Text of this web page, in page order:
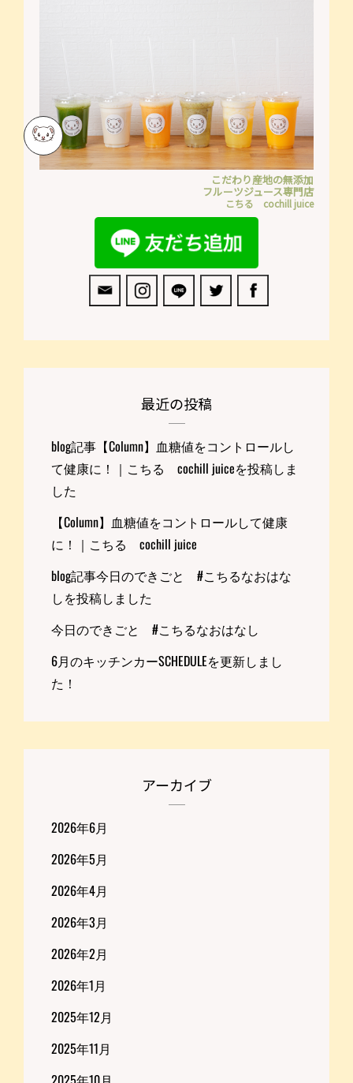
こだわり産地の無添加
フルーツジュース専門店
こちる cochill juice
最近の投稿
blog記事【Column】血糖値をコントロールし
て健康に！｜こちる cochill juiceを投稿しま
した
【Column】血糖値をコントロールして健康
に！｜こちる cochill juice
blog記事今日のできごと #こちるなおはな
しを投稿しました
今日のできごと #こちるなおはなし
6月のキッチンカーSCHEDULEを更新しまし
た！
アーカイブ
2026年6月
2026年5月
2026年4月
2026年3月
2026年2月
2026年1月
2025年12月
2025年11月